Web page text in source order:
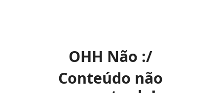
OHH Não :/
Conteúdo não